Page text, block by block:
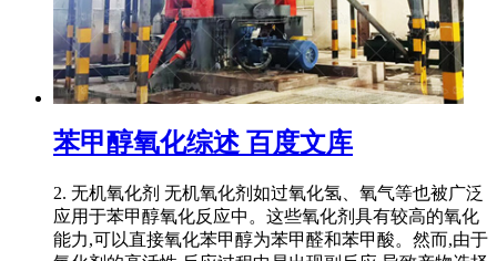
苯甲醇氧化综述 百度文库
2. 无机氧化剂 无机氧化剂如过氧化氢、氧气等也被广泛
应用于苯甲醇氧化反应中。这些氧化剂具有较高的氧化
能力,可以直接氧化苯甲醇为苯甲醛和苯甲酸。然而,由于